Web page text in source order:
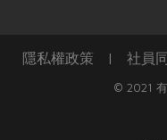
隱私權政策 | 社員
© 2021